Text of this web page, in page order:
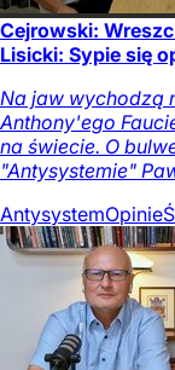
Cejrowski:
Lisicki: Sypie się
Na jaw wychodzą
Anthony'ego
na świecie. O
"Antysystemie"
AntysystemOpinie